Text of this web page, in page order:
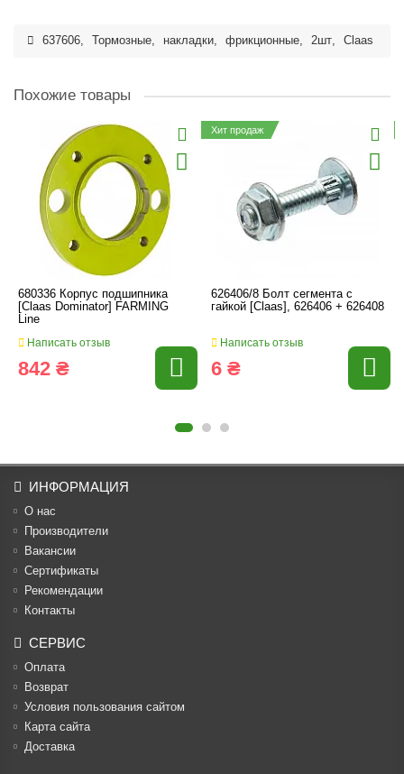
637606, Тормозные, накладки, фрикционные, 2шт, Claas
Похожие товары
680336 Корпус подшипника
[Claas Dominator] FARMING
Line
Написать отзыв
842 ₴
Хит продаж
626406/8 Болт сегмента с
гайкой [Claas], 626406 + 626408
Написать отзыв
6 ₴
ИНФОРМАЦИЯ
О нас
Производители
Вакансии
Cертификаты
Рекомендации
Контакты
СЕРВИС
Оплата
Возврат
Условия пользования сайтом
Карта сайта
Доставка